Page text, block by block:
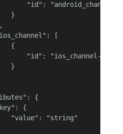
"id": "android_channel-
}
[
{
"id": "ios_channel-
}
{
{
"value": "string"